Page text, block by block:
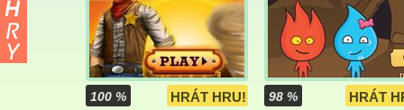
100 % HRÁT HRU! 98 % HRÁT